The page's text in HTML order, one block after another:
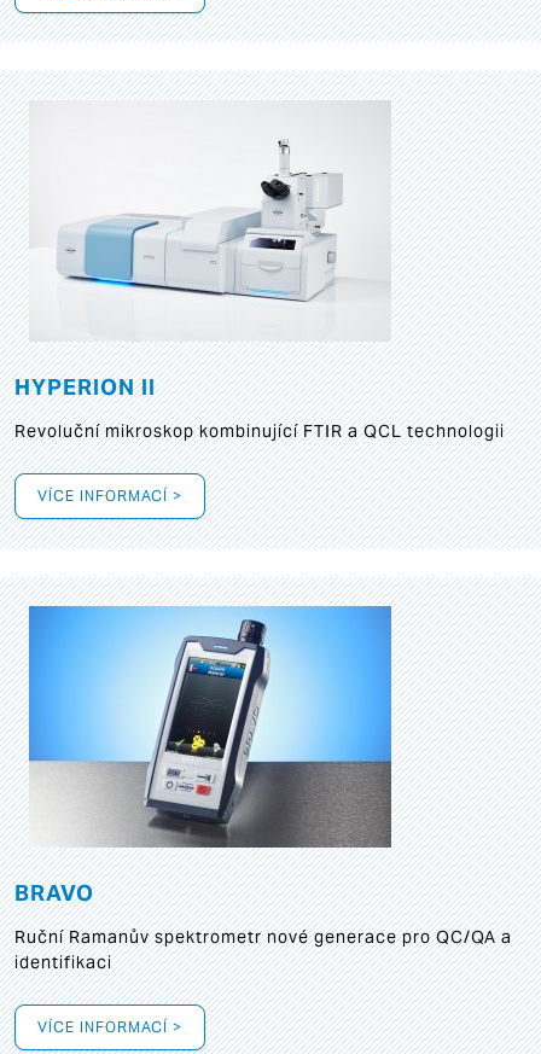
HYPERION II
Revoluční mikroskop kombinující FTIR a QCL technologii
VÍCE INFORMACÍ >
BRAVO
Ruční Ramanův spektrometr nové generace pro QC/QA a
identifikaci
VÍCE INFORMACÍ >